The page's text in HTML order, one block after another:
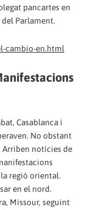
pancartes en
Parlament.
cambio-en.html
Casablanca i
No obstant
Arriben notícies de
la regió oriental.
en el nord.
Missour, seguint